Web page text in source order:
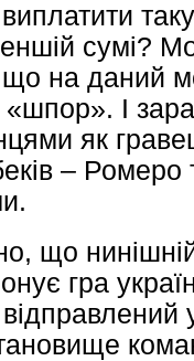
сумі?
на даний
І
як
–
що
гра